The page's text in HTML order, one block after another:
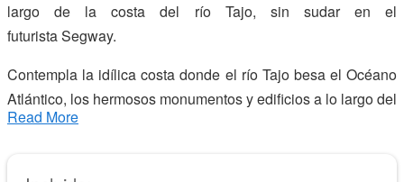
largo de la costa del río Tajo, sin sudar en el
futuristaSegway.
Contempla la idílica costa donde el río Tajo besa el Océano
Atlántico, los hermosos monumentos y edificios a lo largo del
río: aprende la interesante historia de los grandes
Read More